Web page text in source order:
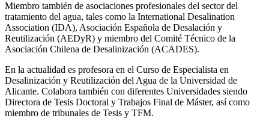
Miembro también de asociaciones profesionales del sector del
tratamiento del agua, tales como la International Desalination
Association (IDA), Asociación Española de Desalación y
Reutilización (AEDyR) y miembro del Comité Técnico de la
Asociación Chilena de Desalinización (ACADES).
En la actualidad es profesora en el Curso de Especialista en
Desalinización y Reutilización del Agua de la Universidad de
Alicante. Colabora también con diferentes Universidades siendo
Directora de Tesis Doctoral y Trabajos Final de Máster, así como
miembro de tribunales de Tesis y TFM.